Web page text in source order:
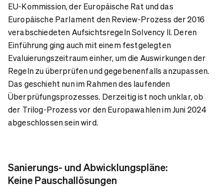
EU-Kommission, der Europäische Rat und das
Europäische Parlament den Review-Prozess der 2016
verabschiedeten Aufsichtsregeln Solvency II. Deren
Einführung ging auch mit einem festgelegten
Evaluierungszeitraum einher, um die Auswirkungen der
Regeln zu überprüfen und gegebenenfalls anzupassen.
Das geschieht nun im Rahmen des laufenden
Überprüfungsprozesses. Derzeitig ist noch unklar, ob
der Trilog-Prozess vor den Europawahlen im Juni 2024
abgeschlossen sein wird.
Sanierungs- und Abwicklungspläne:
Keine Pauschallösungen